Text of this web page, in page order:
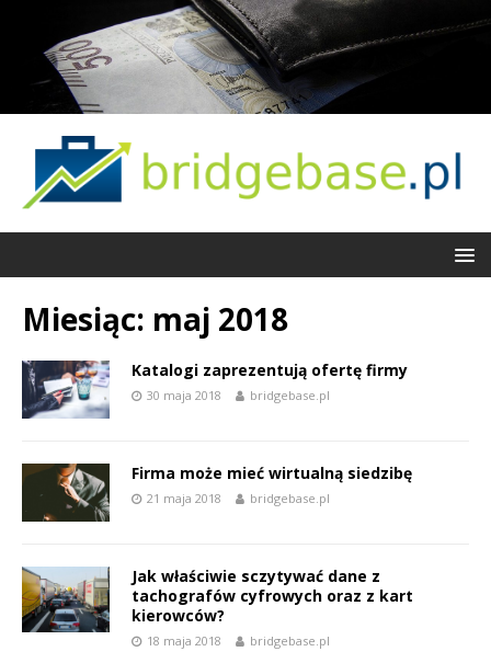
Miesiąc: maj 2018
Katalogi zaprezentują ofertę firmy
30 maja 2018 bridgebase.pl
Firma może mieć wirtualną siedzibę
21 maja 2018 bridgebase.pl
Jak właściwie sczytywać dane z
tachografów cyfrowych oraz z kart
kierowców?
18 maja 2018 bridgebase.pl